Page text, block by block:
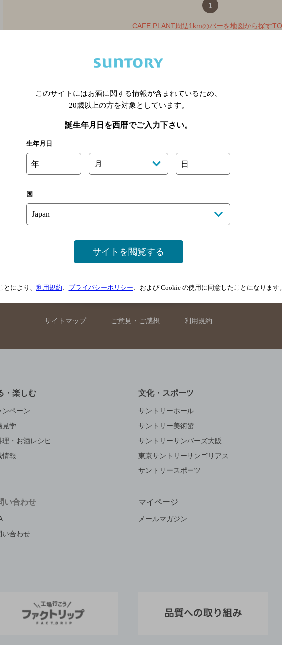
1
CAFE PLANT周辺1kmのバーを地図から探す
岩手県のバー検索 宮城県のバー検索 秋田県のバー検索 山形県のバー検索
群馬県のバー検索 山梨県のバー検索 長野県のバー検索
福井県のバー検索
広島県のバー検索
愛媛県のバー検索 高知県のバー検索 福岡県のバー検索 長崎県のバー検索
鹿児島県のバー検索 沖縄県のバー検索
サイトマップ ご意見・ご感想 利用規約
・楽しむ
ンペーン
見学
理・お酒レシピ
情報
文化・スポーツ
サントリーホール
サントリー美術館
サントリーサンバーズ大阪
東京サントリーサンゴリアス
サントリースポーツ
い合わせ
い合わせ
マイページ
メールマガジン
このサイトにはお酒に関する情報が含まれているため、
20歳以上の方を対象としています。
誕生年月日を西暦でご入力下さい。
生年月日
年 月 日
国
サイトを閲覧する
とにより、 利用規約 プライバシーポリシー 、および Cookie の使用に同意したことになります。